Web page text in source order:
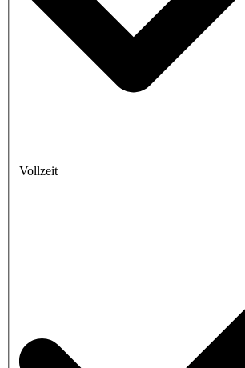
Vollzeit